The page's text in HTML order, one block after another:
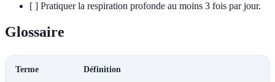
[ ] Pratiquer la respiration profonde au moins 3 fois par jour.
Glossaire
Terme Définition